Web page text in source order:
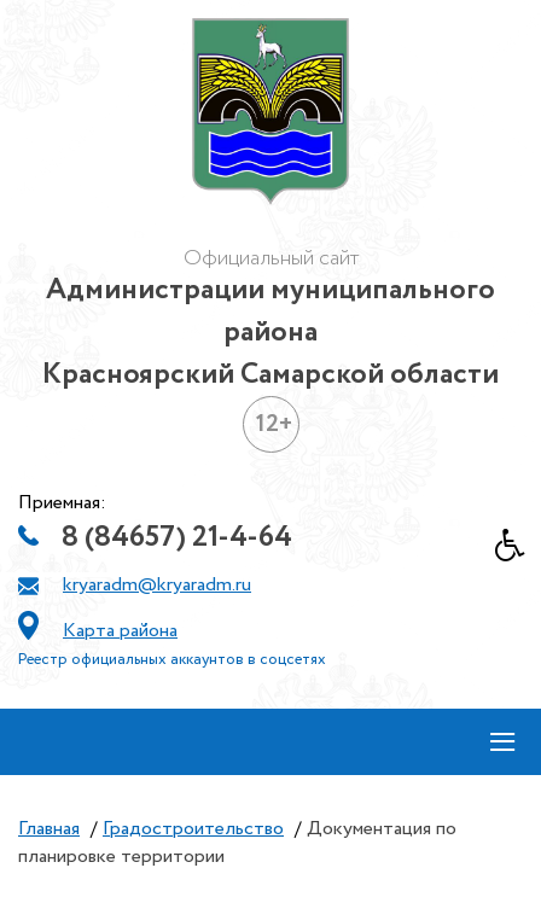
Официальный сайт
Администрации муниципального
района
Красноярский Самарской области
12+
Приемная:
8 (84657) 21-4-64
kryaradm@kryaradm.ru
Карта района
Реестр официальных аккаунтов в соцсетях
≡
Главная / Градостроительство / Документация по
планировке территории